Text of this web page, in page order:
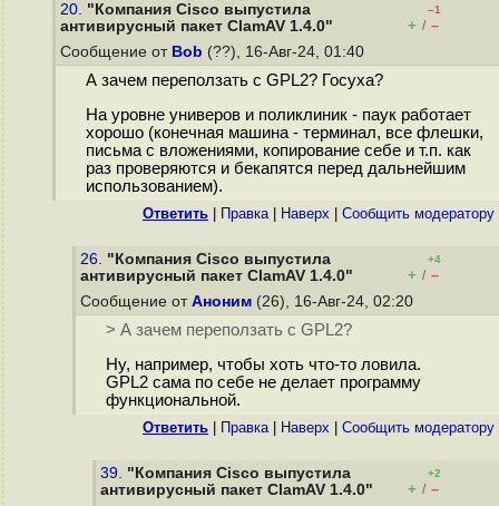
20. "Компания Cisco выпустила
антивирусный пакет ClamAV 1.4.0"
–1
+ / –
Сообщение от Bob (??), 16-Авг-24, 01:40
А зачем переползать с GPL2? Госуха?
На уровне универов и поликлиник - паук работает
хорошо (конечная машина - терминал, все флешки,
письма с вложениями, копирование себе и т.п. как
раз проверяются и бекапятся перед дальнейшим
использованием).
Ответить Правка| Наверх Cообщить модератору
26. "Компания Cisco выпустила
антивирусный пакет ClamAV 1.4.0"
+4
+ / –
Сообщение от Аноним (26), 16-Авг-24, 02:20
> А зачем переползать с GPL2?
Ну, например, чтобы хоть что-то ловила.
GPL2 сама по себе не делает программу
функциональной.
Ответить Правка| Наверх Cообщить модератору
39. "Компания Cisco выпустила
антивирусный пакет ClamAV 1.4.0"
+2
+ / –